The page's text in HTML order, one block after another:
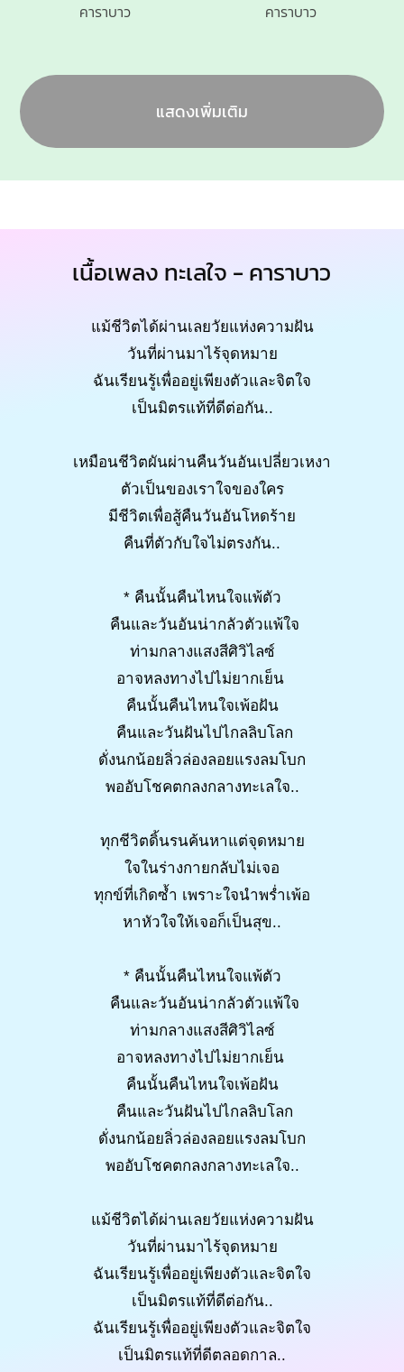
คาราบาว คาราบาว
แสดงเพิ่มเติม
เนื้อเพลง ทะเลใจ - คาราบาว
แม้ชีวิตได้ผ่านเลยวัยแห่งความฝัน
วันที่ผ่านมาไร้จุดหมาย
ฉันเรียนรู้เพื่ออยู่เพียงตัวและจิตใจ
เป็นมิตรแท้ที่ดีต่อกัน..
เหมือนชีวิตผันผ่านคืนวันอันเปลี่ยวเหงา
ตัวเป็นของเราใจของใคร
มีชีวิตเพื่อสู้คืนวันอันโหดร้าย
คืนที่ตัวกับใจไม่ตรงกัน..
* คืนนั้นคืนไหนใจแพ้ตัว
คืนและวันอันน่ากลัวตัวแพ้ใจ
ท่ามกลางแสงสีศิวิไลซ์
อาจหลงทางไปไม่ยากเย็น
คืนนั้นคืนไหนใจเพ้อฝัน
คืนและวันฝันไปไกลลิบโลก
ดั่งนกน้อยลิ่วล่องลอยแรงลมโบก
พออับโชคตกลงกลางทะเลใจ..
ทุกชีวิตดิ้นรนค้นหาแต่จุดหมาย
ใจในร่างกายกลับไม่เจอ
ทุกข์ที่เกิดซ้ำ เพราะใจนำพร่ำเพ้อ
หาหัวใจให้เจอก็เป็นสุข..
* คืนนั้นคืนไหนใจแพ้ตัว
คืนและวันอันน่ากลัวตัวแพ้ใจ
ท่ามกลางแสงสีศิวิไลซ์
อาจหลงทางไปไม่ยากเย็น
คืนนั้นคืนไหนใจเพ้อฝัน
คืนและวันฝันไปไกลลิบโลก
ดั่งนกน้อยลิ่วล่องลอยแรงลมโบก
พออับโชคตกลงกลางทะเลใจ..
แม้ชีวิตได้ผ่านเลยวัยแห่งความฝัน
วันที่ผ่านมาไร้จุดหมาย
ฉันเรียนรู้เพื่ออยู่เพียงตัวและจิตใจ
เป็นมิตรแท้ที่ดีต่อกัน..
ฉันเรียนรู้เพื่ออยู่เพียงตัวและจิตใจ
เป็นมิตรแท้ที่ดีตลอดกาล..